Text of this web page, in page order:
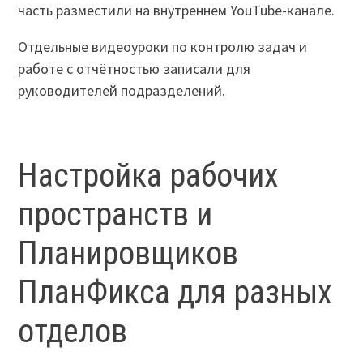
часть разместили на внутреннем YouTube-канале.
Отдельные видеоуроки по контролю задач и
работе с отчётностью записали для
руководителей подразделений.
Настройка рабочих
пространств и
Планировщиков
ПланФикса для разных
отделов